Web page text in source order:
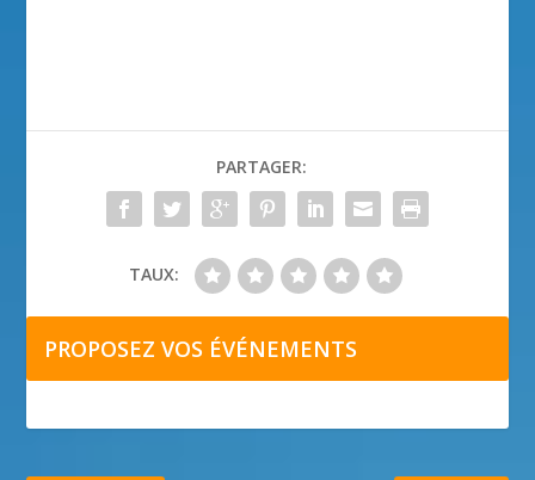
PARTAGER:
TAUX:
PROPOSEZ VOS ÉVÉNEMENTS